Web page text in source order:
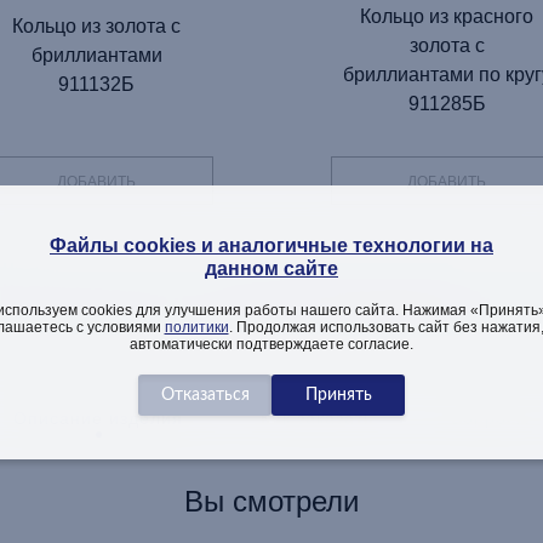
Кольцо из золота с
бриллиантами
911132Б
ДОБАВИТЬ
Кольцо из красного
золота с
бриллиантами по
911285Б
ДОБАВИТЬ
ИНФОРМАЦИЯ
Описание изделия Как заказать
Вы смотрели
Файлы cookies и аналогичные технологии на
данном сайте
cookies для улучшения работы нашего сайта. Нажимая
с условиями политики . Продолжая использовать сайт без
автоматически подтверждаете согласие.